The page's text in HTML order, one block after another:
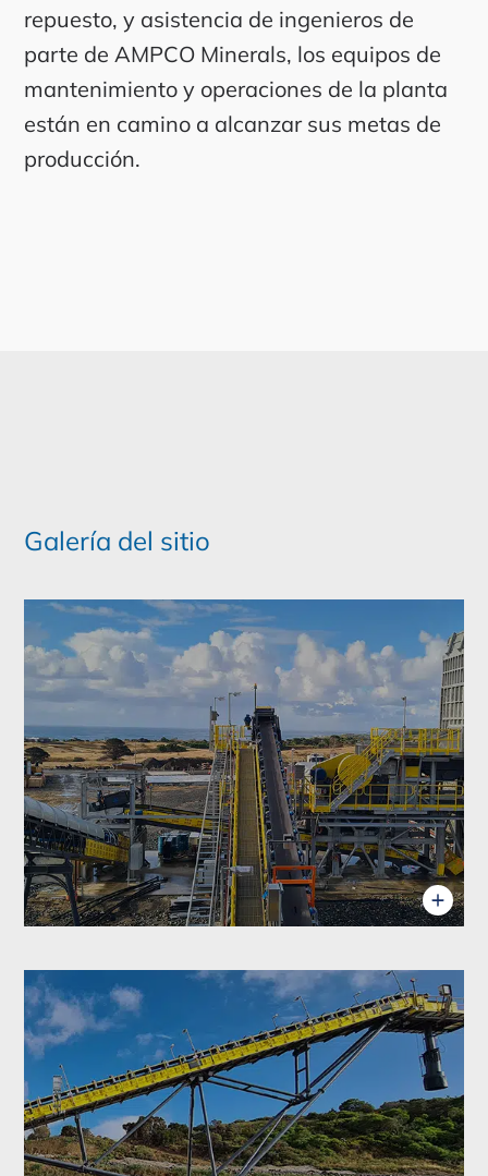
repuesto, y asistencia de ingenieros de
parte de AMPCO Minerals, los equipos de
mantenimiento y operaciones de la planta
están en camino a alcanzar sus metas de
producción.
Galería del sitio